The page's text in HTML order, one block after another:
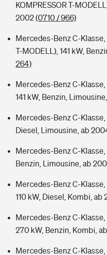
KOMPRESSOR T-
2002(0710 / 966)
Mercedes-Benz C-Klasse,
T-MODELL), 141 kW,
264)
Mercedes-Benz C-Klasse,
141 kW, Benzin,
Mercedes-Benz C-Klasse,
Diesel, Limousine, ab
Mercedes-Benz C-Klasse,
Benzin, Limousine, ab
Mercedes-Benz C-Klasse,
110 kW, Diesel, Kombi, ab
Mercedes-Benz C-Klasse,
270 kW, Benzin, Kombi,
Mercedes-Benz C-Klasse,